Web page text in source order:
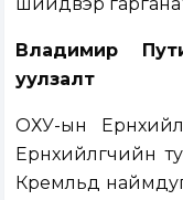
шийдвэр
Владимир
уулзалт
ОХУ-ын
Ерөнхийлөгчийн
Кремльд